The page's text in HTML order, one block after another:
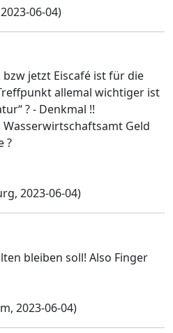
06-04)
jetzt Eiscafé ist für die
allemal wichtiger ist
? - Denkmal !!
Wasserwirtschaftsamt Geld
?
2023-06-04)
bleiben soll! Also Finger
2023-06-04)